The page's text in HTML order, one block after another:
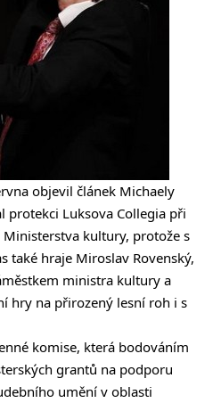
objevil článek Michaely
protekci Luksova Collegia při
kultury, protože s
také hraje Miroslav Rovenský,
ministra kultury a
hry na přirozený lesní roh i s
komise, která bodováním
grantů na podporu
umění v oblasti